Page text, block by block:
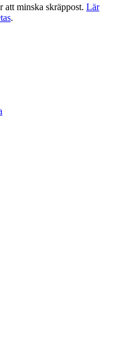
att minska skräppost. Lär
.